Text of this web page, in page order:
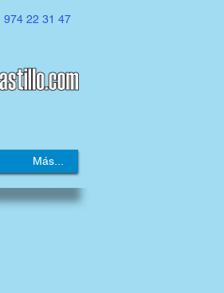
974 22 31 47
Más...